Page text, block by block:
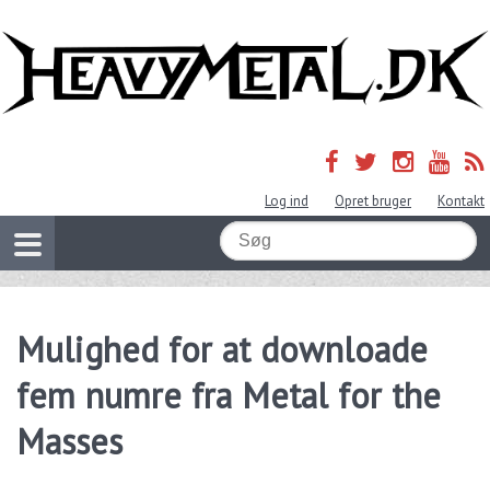
Log ind Opret bruger Kontakt
Mulighed for at downloade
fem numre fra Metal for the
Masses